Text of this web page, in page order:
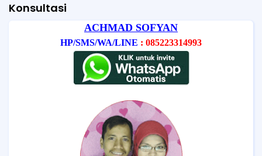
Konsultasi
ACHMAD SOFYAN
HP/SMS/WA/LINE : 085223314993